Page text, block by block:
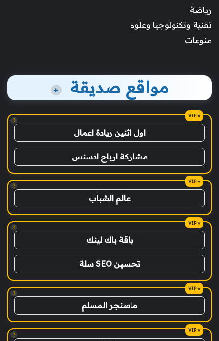
رياضة
تقنية وتكنولوجيا وعلوم
منوعات
مواقع صديقة +
!
اول اثنين ريادة اعمال
مشاركة ارباح ادسنس
!
عالم الشباب
!
باقة باك لينك
تحسين SEO سلة
!
ماسنجر المسلم
!